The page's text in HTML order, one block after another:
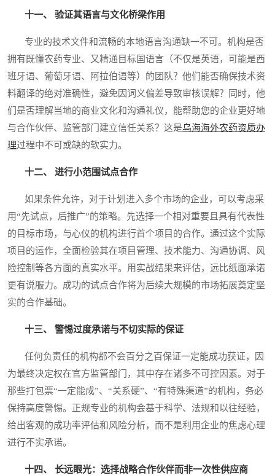
十一、 验证其语言与文化桥梁作用
专业的技术文件和流畅的本地语言沟通缺一不可。机构是否
拥有既懂农药专业、又精通目标国语言（不仅是英语，可能是西
班牙语、葡萄牙语、阿拉伯语等）的团队？他们能否确保技术资
料翻译的绝对准确性，避免因词义偏差导致审核误解？同时，他
们是否理解当地的商业文化和沟通礼仪，能帮助您的企业更好地
与合作伙伴、监管部门建立信任关系？这是乌海海外农药资质办
理过程中不可或缺的软实力。
十二、 进行小范围试点合作
如果条件允许，对于计划进入多个市场的企业，可以考虑采
用“先试点，后推广”的策略。先选择一个相对重要且具有代表性
的目标市场，与心仪的机构进行首个项目的合作。通过这个实际
项目的运作，全面检验其在项目管理、技术能力、沟通协调、风
险控制等各方面的真实水平。用实战结果来评估，远比纸面承诺
更有说服力。成功的试点合作将为后续大规模的市场拓展奠定坚
实的合作基础。
十三、 警惕过度承诺与不切实际的保证
任何负责任的机构都不会百分之百保证一定能成功获证，因
为最终决定权在官方监管部门，其中存在诸多不可控因素。对于
那些打包票“一定能成”、“关系硬”、“有特殊渠道”的机构，务必
保持高度警惕。正规专业的机构会基于科学、法规和以往经验，
给出客观的成功率评估和风险分析，而不是利用企业的焦虑心理
进行不实承诺。
十四、 长远眼光：选择战略合作伙伴而非一次性供应商